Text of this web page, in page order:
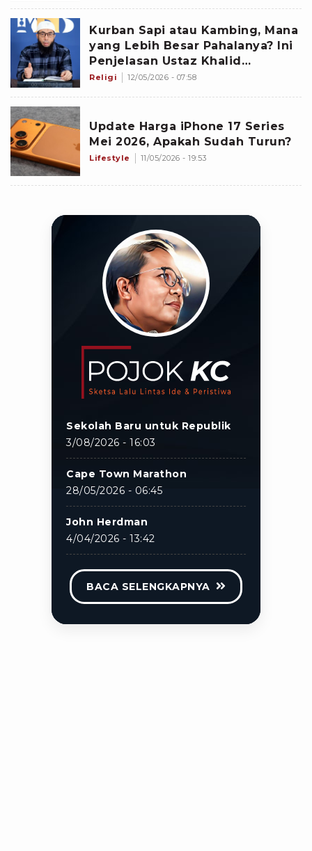
Kurban Sapi atau Kambing, Mana
yang Lebih Besar Pahalanya? Ini
Penjelasan Ustaz Khalid
Basalamah
Religi 12/05/2026 - 07:58
Update Harga iPhone 17 Series
Mei 2026, Apakah Sudah Turun?
Lifestyle 11/05/2026 - 19:53
Sekolah Baru untuk Republik
3/08/2026 - 16:03
Cape Town Marathon
28/05/2026 - 06:45
John Herdman
4/04/2026 - 13:42
BACA SELENGKAPNYA